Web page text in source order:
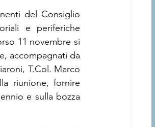
del Consiglio
e periferiche
11 novembre si
accompagnati da
T.Col. Marco
riunione, fornire
e sulla bozza